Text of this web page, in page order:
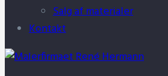
Salg af materialer
Kontakt